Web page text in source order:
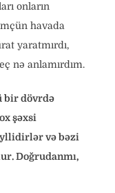
onların
havada
yaratmırdı,
nə anlamırdım.
bir dövrdə
şəxsi
və bəzi
Doğrudanmı,